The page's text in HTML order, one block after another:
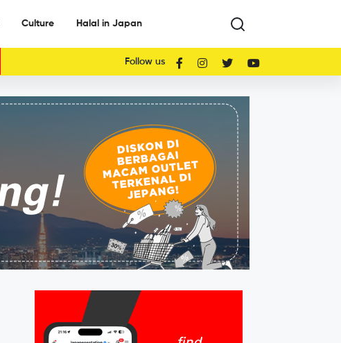
Culture Halal in Japan
Follow us